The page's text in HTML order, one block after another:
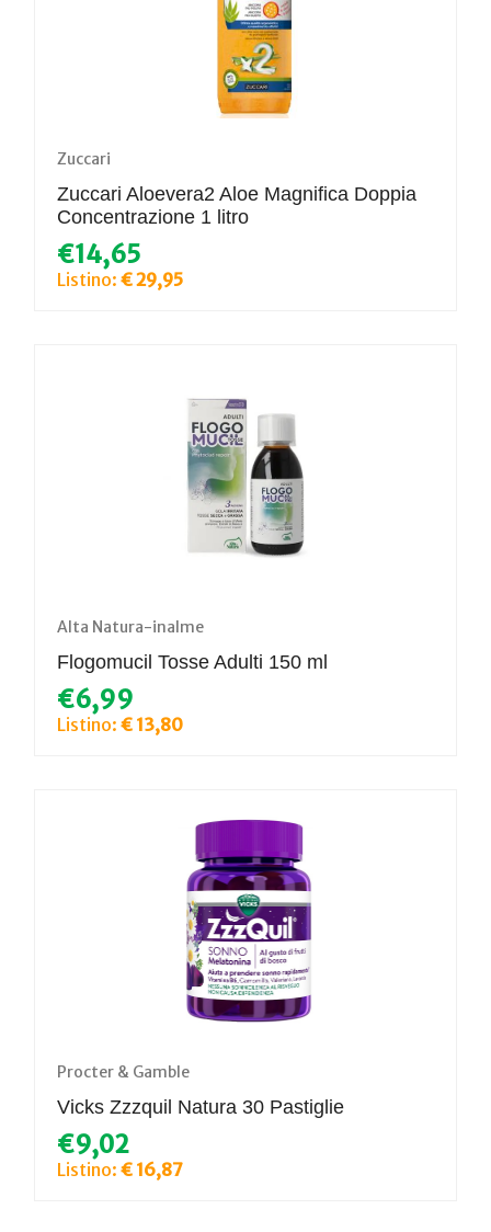
Zuccari
Zuccari Aloevera2 Aloe Magnifica Doppia
Concentrazione 1 litro
€14,65
Listino: € 29,95
Alta Natura-inalme
Flogomucil Tosse Adulti 150 ml
€6,99
Listino: € 13,80
Procter & Gamble
Vicks Zzzquil Natura 30 Pastiglie
€9,02
Listino: € 16,87